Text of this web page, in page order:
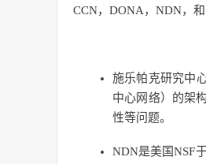
CCN，DONA，NDN，
施乐帕克研究中
中心网络）的架
性等问题。
NDN是美国NSF